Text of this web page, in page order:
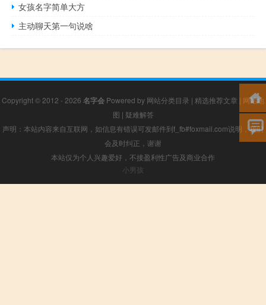
女孩名字简单大方
主动聊天第一句说啥
Copyright © 2012 - 2026 名字会 Powered by 网站分类目录 | 精选推荐文章 | 网站地
图 | 疑难解答
声明：本站内容来自互联网，如信息有错误可发邮件到f_fb#foxmail.com说明，我们
会及时纠正，谢谢
本站仅为个人兴趣爱好，不接盈利性广告及商业合作
小男孩